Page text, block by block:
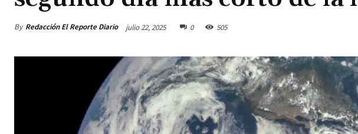
By Redacción El Reporte Diario julio 22, 2025 0 505